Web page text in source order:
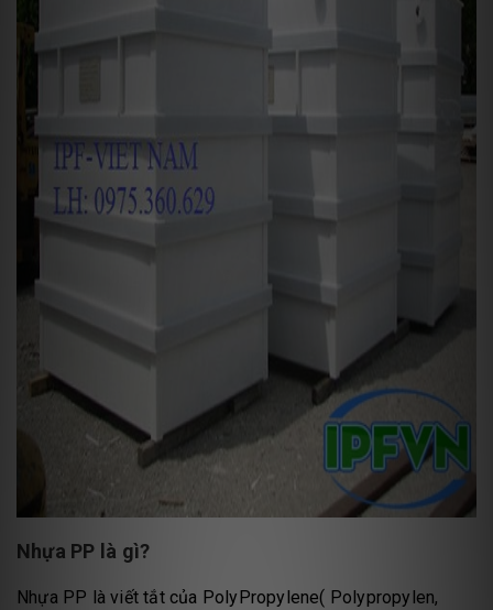
Nhựa PP là gì?
Nhựa PP là viết tắt của PolyPropylene( Polypropylen,